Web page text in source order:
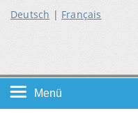
Deutsch | Français
Menü